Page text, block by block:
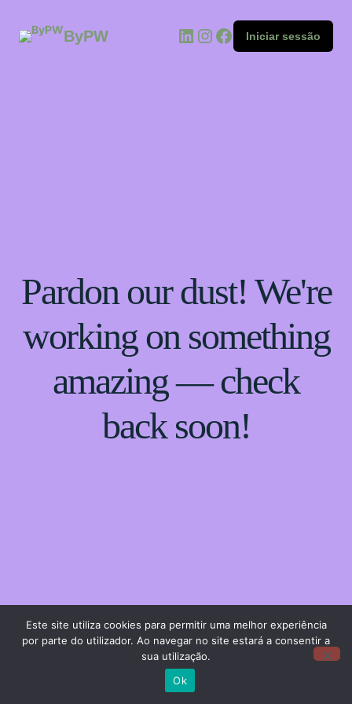
ByPW Iniciar sessão
Pardon our dust! We're
working on something
amazing — check
back soon!
Este site utiliza cookies para permitir uma melhor experiência
por parte do utilizador. Ao navegar no site estará a consentir a
sua utilização.
Ok